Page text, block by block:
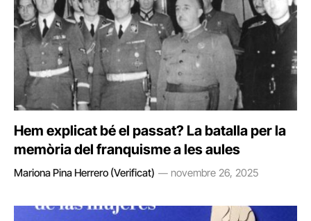
Hem explicat bé el passat? La batalla per la
memòria del franquisme a les aules
Mariona Pina Herrero (Verificat) novembre 26, 2025